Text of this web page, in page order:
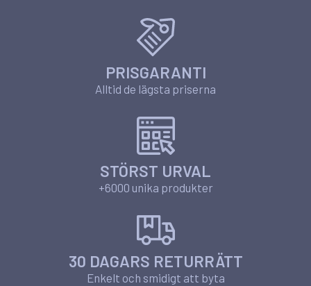
PRISGARANTI
Alltid de lägsta priserna
STÖRST URVAL
+6000 unika produkter
30 DAGARS RETURRÄTT
Enkelt och smidigt att byta